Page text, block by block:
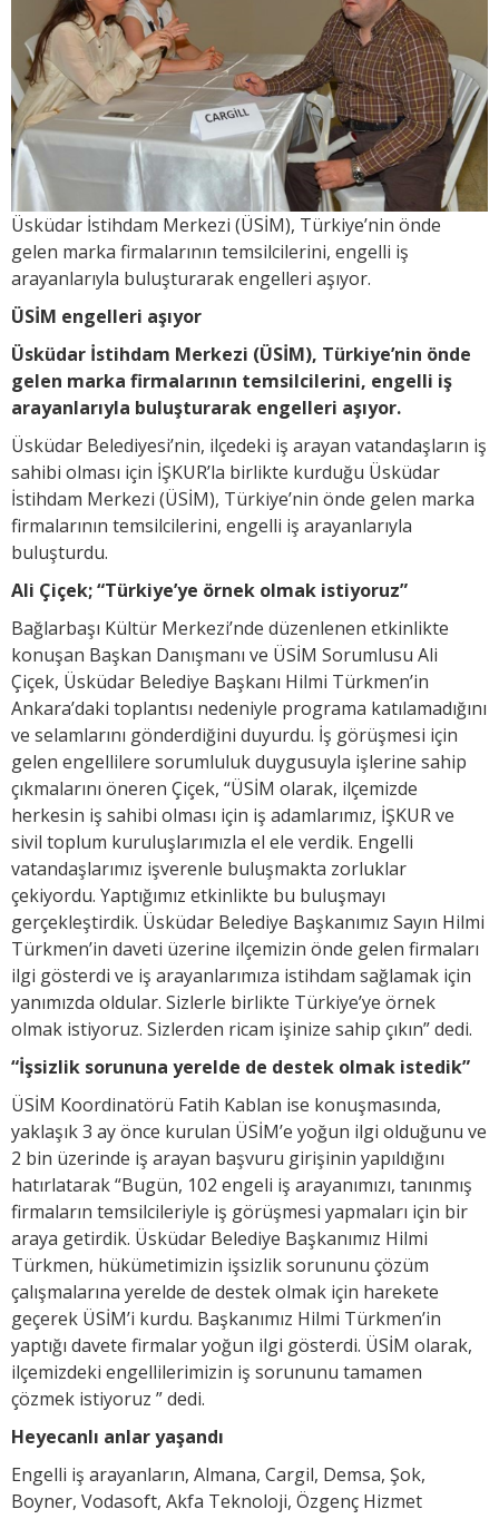
Üsküdar İstihdam Merkezi (ÜSİM), Türkiye’nin önde
gelen marka firmalarının temsilcilerini, engelli iş
arayanlarıyla buluşturarak engelleri aşıyor.
ÜSİM engelleri aşıyor
Üsküdar İstihdam Merkezi (ÜSİM), Türkiye’nin önde
gelen marka firmalarının temsilcilerini, engelli iş
arayanlarıyla buluşturarak engelleri aşıyor.
Üsküdar Belediyesi’nin, ilçedeki iş arayan vatandaşların iş
sahibi olması için İŞKUR’la birlikte kurduğu Üsküdar
İstihdam Merkezi (ÜSİM), Türkiye’nin önde gelen marka
firmalarının temsilcilerini, engelli iş arayanlarıyla
buluşturdu.
Ali Çiçek; “Türkiye’ye örnek olmak istiyoruz”
Bağlarbaşı Kültür Merkezi’nde düzenlenen etkinlikte
konuşan Başkan Danışmanı ve ÜSİM Sorumlusu Ali
Çiçek, Üsküdar Belediye Başkanı Hilmi Türkmen’in
Ankara’daki toplantısı nedeniyle programa katılamadığını
ve selamlarını gönderdiğini duyurdu. İş görüşmesi için
gelen engellilere sorumluluk duygusuyla işlerine sahip
çıkmalarını öneren Çiçek, “ÜSİM olarak, ilçemizde
herkesin iş sahibi olması için iş adamlarımız, İŞKUR ve
sivil toplum kuruluşlarımızla el ele verdik. Engelli
vatandaşlarımız işverenle buluşmakta zorluklar
çekiyordu. Yaptığımız etkinlikte bu buluşmayı
gerçekleştirdik. Üsküdar Belediye Başkanımız Sayın Hilmi
Türkmen’in daveti üzerine ilçemizin önde gelen firmaları
ilgi gösterdi ve iş arayanlarımıza istihdam sağlamak için
yanımızda oldular. Sizlerle birlikte Türkiye’ye örnek
olmak istiyoruz. Sizlerden ricam işinize sahip çıkın” dedi.
“İşsizlik sorununa yerelde de destek olmak istedik”
ÜSİM Koordinatörü Fatih Kablan ise konuşmasında,
yaklaşık 3 ay önce kurulan ÜSİM’e yoğun ilgi olduğunu ve
2 bin üzerinde iş arayan başvuru girişinin yapıldığını
hatırlatarak “Bugün, 102 engeli iş arayanımızı, tanınmış
firmaların temsilcileriyle iş görüşmesi yapmaları için bir
araya getirdik. Üsküdar Belediye Başkanımız Hilmi
Türkmen, hükümetimizin işsizlik sorununu çözüm
çalışmalarına yerelde de destek olmak için harekete
geçerek ÜSİM’i kurdu. Başkanımız Hilmi Türkmen’in
yaptığı davete firmalar yoğun ilgi gösterdi. ÜSİM olarak,
ilçemizdeki engellilerimizin iş sorununu tamamen
çözmek istiyoruz ” dedi.
Heyecanlı anlar yaşandı
Engelli iş arayanların, Almana, Cargil, Demsa, Şok,
Boyner, Vodasoft, Akfa Teknoloji, Özgenç Hizmet